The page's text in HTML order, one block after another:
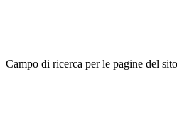
Campo di ricerca per le pagine del sito